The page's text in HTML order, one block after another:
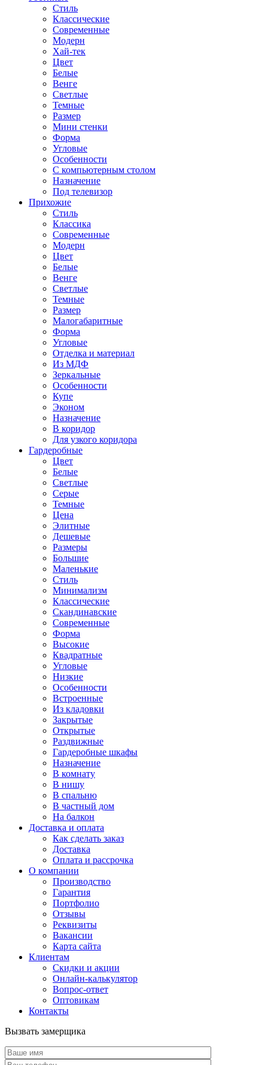
Стиль
Классические
Современные
Модерн
Хай-тек
Цвет
Белые
Венге
Светлые
Темные
Размер
Мини стенки
Форма
Угловые
Особенности
С компьютерным столом
Назначение
Под телевизор
Прихожие
Стиль
Классика
Современные
Модерн
Цвет
Белые
Венге
Светлые
Темные
Размер
Малогабаритные
Форма
Угловые
Отделка и материал
Из МДФ
Зеркальные
Особенности
Купе
Эконом
Назначение
В коридор
Для узкого коридора
Гардеробные
Цвет
Белые
Светлые
Серые
Темные
Цена
Элитные
Дешевые
Размеры
Большие
Маленькие
Стиль
Минимализм
Классические
Скандинавские
Современные
Форма
Высокие
Квадратные
Угловые
Низкие
Особенности
Встроенные
Из кладовки
Закрытые
Открытые
Раздвижные
Гардеробные шкафы
Назначение
В комнату
В нишу
В спальню
В частный дом
На балкон
Доставка и оплата
Как сделать заказ
Доставка
Оплата и рассрочка
О компании
Производство
Гарантия
Портфолио
Отзывы
Реквизиты
Вакансии
Карта сайта
Клиентам
Скидки и акции
Онлайн-калькулятор
Вопрос-ответ
Оптовикам
Контакты
Вызвать замерщика